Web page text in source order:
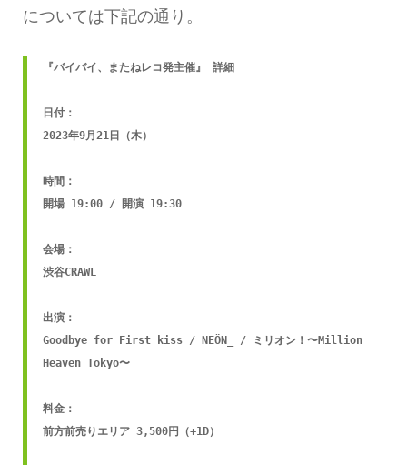
については下記の通り。
『バイバイ、またねレコ発主催』 詳細
日付：
2023年9月21日（木）
時間：
開場 19:00 / 開演 19:30
会場：
渋谷CRAWL
出演：
Goodbye for First kiss / NEÖN_ / ミリオン！〜Million
Heaven Tokyo〜
料金：
前方前売りエリア 3,500円（+1D）